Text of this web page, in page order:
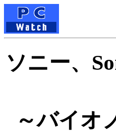
ソニー、
～バイオ